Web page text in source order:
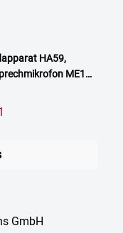
HA59,
ME16,